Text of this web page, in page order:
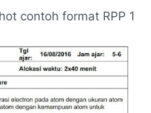
contoh format RPP 1